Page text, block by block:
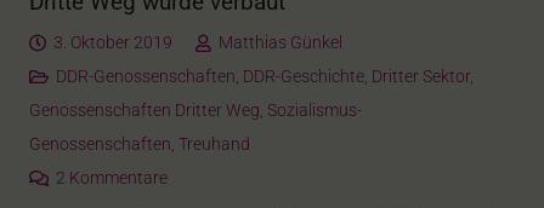
3. Oktober 2019
Matthias Günkel
DDR-Genossenschaften, DDR-Geschichte, Dritter Sektor,
Genossenschaften Dritter Weg, Sozialismus-
Genossenschaften, Treuhand
2 Kommentare